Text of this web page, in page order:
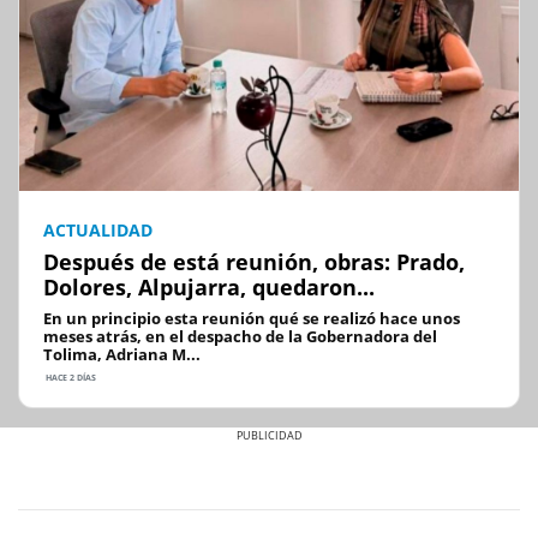
ACTUALIDAD
Después de está reunión, obras: Prado,
Dolores, Alpujarra, quedaron...
En un principio esta reunión qué se realizó hace unos
meses atrás, en el despacho de la Gobernadora del
Tolima, Adriana M...
HACE 2 DÍAS